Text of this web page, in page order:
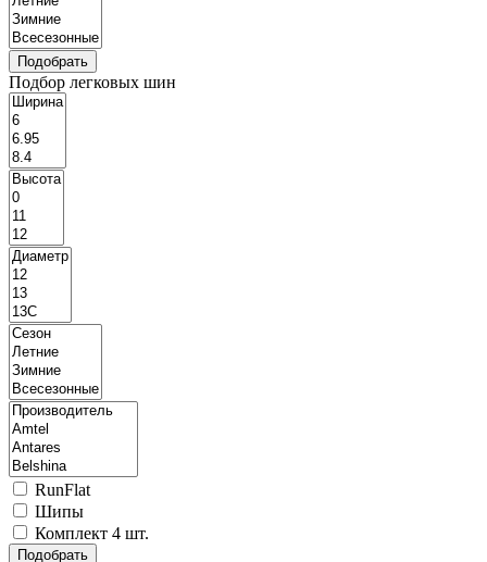
Подбор легковых шин
RunFlat
Шипы
Комплект 4 шт.